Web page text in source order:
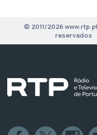
© 2011/2026
reservados